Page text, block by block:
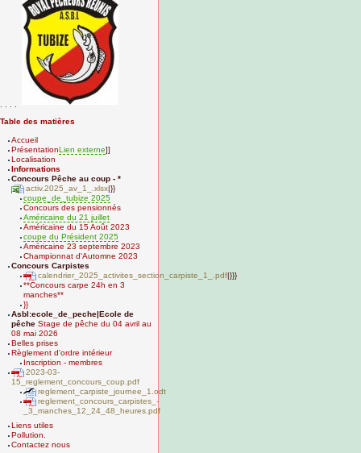
Table des matières
Accueil
PrésentationLien externe]]
Localisation
Informations
Concours Pêche au coup - *
activ.2025_av_1_.xlsx |}}
coupe_de_tubize 2025
Concours des pensionnés
Américaine du 21 juillet
Américaine du 15 Août 2023
coupe du Président 2025
Américaine 23 septembre 2023
Championnat d'Automne 2023
Concours Carpistes
calendrier_2025_activites_section_carpiste_1_.pdf|}}}
**Concours carpe 24h en 3
manches**
}}
Asbl:ecole_de_peche|Ecole de
pêche Stage de pêche du 04 avril au
08 mai 2026
Belles prises
Règlement d'ordre intérieur
Inscription - membres
2023-03-
15_reglement_concours_coup.pdf
reglement_carpiste_journee_1.odt
reglement_concours_carpistes_-
_3_manches_12_24_48_heures.pdf
Liens utiles
Pollution.
Contactez nous